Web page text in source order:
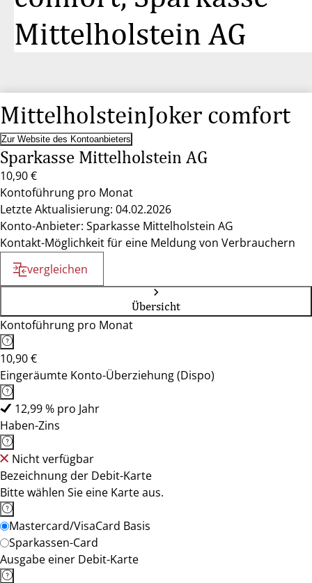
Mittelholstein AG
MittelholsteinJoker comfort
Zur Website des Kontoanbieters
Sparkasse Mittelholstein AG
10,90 €
Kontoführung pro Monat
Letzte Aktualisierung: 04.02.2026
Konto-Anbieter: Sparkasse Mittelholstein AG
Kontakt-Möglichkeit für eine Meldung von Verbrauchern
vergleichen
Übersicht
Kontoführung pro Monat
10,90 €
Eingeräumte Konto-Überziehung (Dispo)
12,99 % pro Jahr
Haben-Zins
Nicht verfügbar
Bezeichnung der Debit-Karte
Bitte wählen Sie eine Karte aus.
Mastercard/VisaCard Basis
Sparkassen-Card
Ausgabe einer Debit-Karte